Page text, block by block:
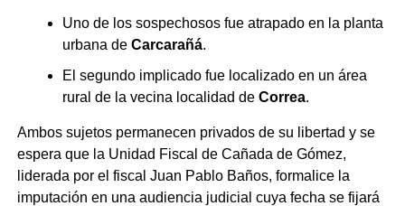
Uno de los sospechosos fue atrapado en la planta
urbana de Carcarañá.
El segundo implicado fue localizado en un área
rural de la vecina localidad de Correa.
Ambos sujetos permanecen privados de su libertad y se
espera que la Unidad Fiscal de Cañada de Gómez,
liderada por el fiscal Juan Pablo Baños, formalice la
imputación en una audiencia judicial cuya fecha se fijará